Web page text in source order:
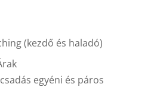
(kezdő és haladó)
egyéni és páros